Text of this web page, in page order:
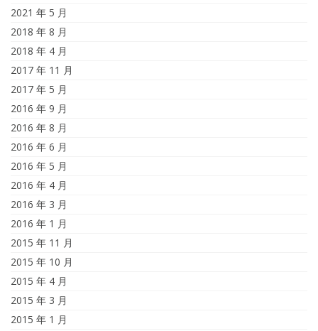
2021 年 5 月
2018 年 8 月
2018 年 4 月
2017 年 11 月
2017 年 5 月
2016 年 9 月
2016 年 8 月
2016 年 6 月
2016 年 5 月
2016 年 4 月
2016 年 3 月
2016 年 1 月
2015 年 11 月
2015 年 10 月
2015 年 4 月
2015 年 3 月
2015 年 1 月